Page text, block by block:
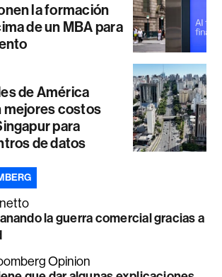
la formación
de un MBA para
de América
mejores costos
para
de datos
la guerra comercial gracias a
Opinion